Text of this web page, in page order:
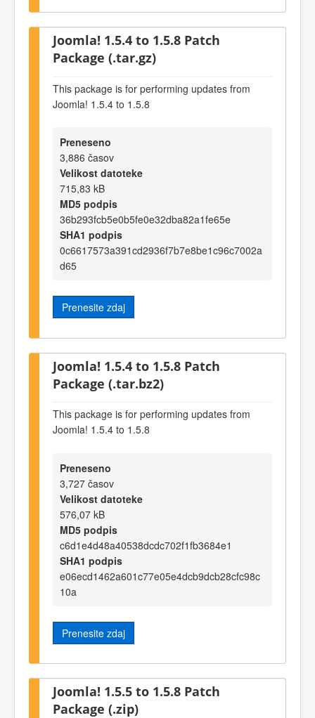
Joomla! 1.5.4 to 1.5.8 Patch
Package (.tar.gz)
This package is for performing updates from
Joomla! 1.5.4 to 1.5.8
Preneseno
3,886 časov
Velikost datoteke
715,83 kB
MD5 podpis
36b293fcb5e0b5fe0e32dba82a1fe65e
SHA1 podpis
0c6617573a391cd2936f7b7e8be1c96c7002a
d65
Prenesite zdaj
Joomla! 1.5.4 to 1.5.8 Patch
Package (.tar.bz2)
This package is for performing updates from
Joomla! 1.5.4 to 1.5.8
Preneseno
3,727 časov
Velikost datoteke
576,07 kB
MD5 podpis
c6d1e4d48a40538dcdc702f1fb3684e1
SHA1 podpis
e06ecd1462a601c77e05e4dcb9dcb28cfc98c
10a
Prenesite zdaj
Joomla! 1.5.5 to 1.5.8 Patch
Package (.zip)